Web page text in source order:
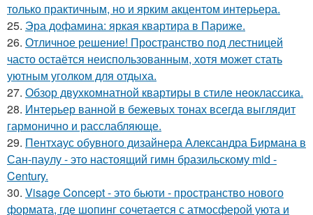
только практичным, но и ярким акцентом интерьера.
25. Эра дофамина: яркая квартира в Париже.
26. Отличное решение! Пространство под лестницей
часто остаётся неиспользованным, хотя может стать
уютным уголком для отдыха.
27. Обзор двухкомнатной квартиры в стиле неоклассика.
28. Интерьер ванной в бежевых тонах всегда выглядит
гармонично и расслабляюще.
29. Пентхаус обувного дизайнера Александра Бирмана в
Сан-паулу - это настоящий гимн бразильскому mid -
Century.
30. Visage Concept - это бьюти - пространство нового
формата, где шопинг сочетается с атмосферой уюта и